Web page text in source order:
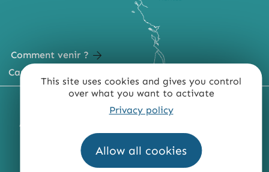
This site uses cookies and gives you control
over what you want to activate
Privacy policy
Allow all cookies
Comment venir ?
Carte du territoire
MENTIONS LÉGALES
ACCESSIBILITÉ : NON CONFORME
QUI SOMMES-NOUS ?